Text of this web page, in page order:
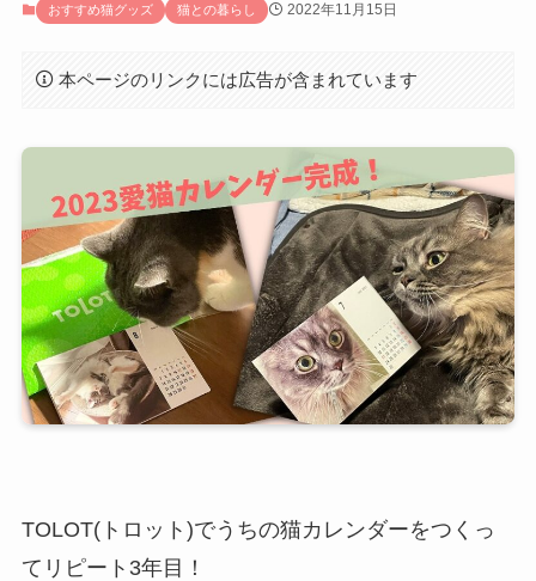
おすすめ猫グッズ 猫との暮らし 2022年11月15日
本ページのリンクには広告が含まれています
TOLOT(トロット)でうちの猫カレンダーをつくっ
てリピート3年目！